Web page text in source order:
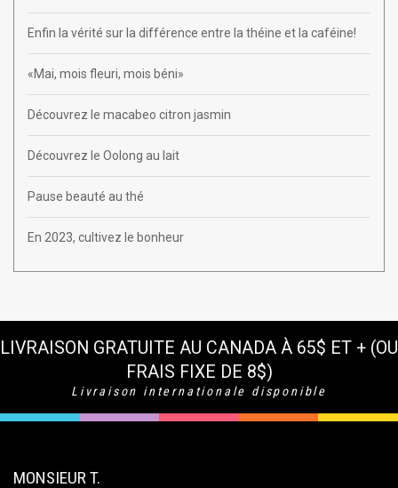
Enfin la vérité sur la différence entre la théine et la caféine!
«Mai, mois fleuri, mois béni»
Découvrez le macabeo citron jasmin
Découvrez le Oolong au lait
Pause beauté au thé
En 2023, cultivez le bonheur
LIVRAISON GRATUITE AU CANADA À 65$ ET + (OU
FRAIS FIXE DE 8$)
Livraison internationale disponible
MONSIEUR T.